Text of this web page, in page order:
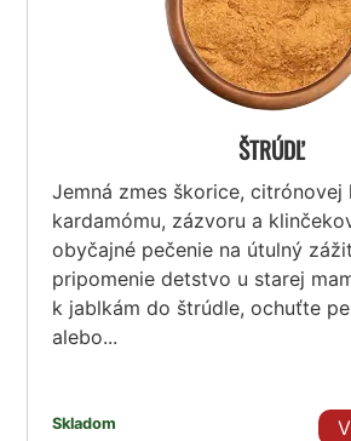
ŠTRÚDĽ
Jemná zmes škorice, citrónovej
kardamómu, zázvoru a
obyčajné pečenie na útulný
pripomenie detstvo u starej
k jablkám do štrúdle, ochuťte
alebo...
Skladom